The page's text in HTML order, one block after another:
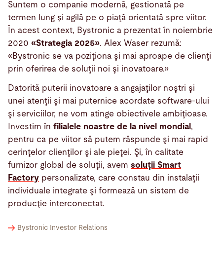
Suntem o companie modernă, gestionată pe
termen lung şi agilă pe o piaţă orientată spre viitor.
În acest context, Bystronic a prezentat în noiembrie
2020 «Strategia 2025». Alex Waser rezumă:
«Bystronic se va poziţiona şi mai aproape de clienţi
prin oferirea de soluţii noi şi inovatoare.»
Datorită puterii inovatoare a angajaţilor noştri şi
unei atenţii şi mai puternice acordate software-ului
şi serviciilor, ne vom atinge obiectivele ambiţioase.
Investim în filialele noastre de la nivel mondial ,
pentru ca pe viitor să putem răspunde şi mai rapid
cerinţelor clienţilor şi ale pieţei. Şi, în calitate
furnizor global de soluţii, avem soluţii Smart
Factory personalizate, care constau din instalaţii
individuale integrate şi formează un sistem de
producţie interconectat.
Bystronic Investor Relations